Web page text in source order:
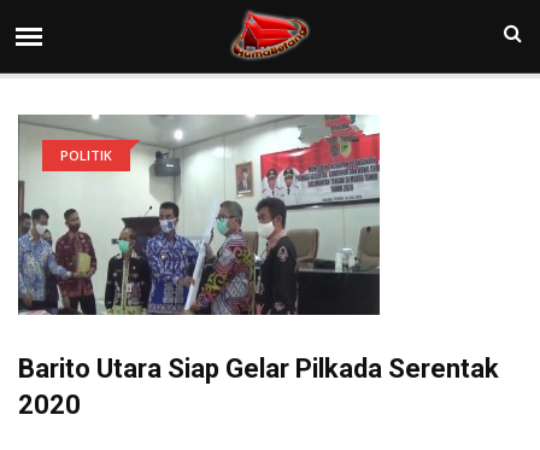
POLITIK
Barito Utara Siap Gelar Pilkada Serentak
2020